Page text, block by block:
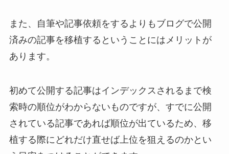
また、自筆や記事依頼をするよりもブログで公開
済みの記事を移植するということにはメリットが
あります。
初めて公開する記事はインデックスされるまで検
索時の順位がわからないものですが、すでに公開
されている記事であれば順位が出ているため、移
植する際にどれだけ直せば上位を狙えるのかとい